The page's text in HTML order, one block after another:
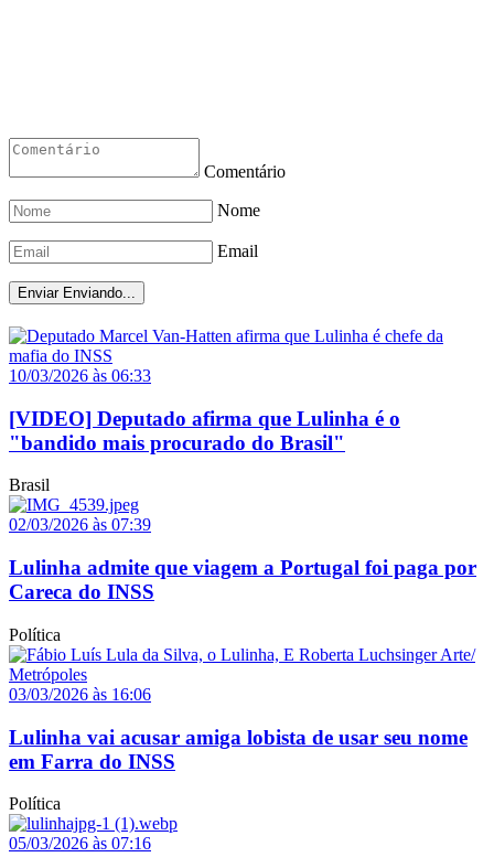
Comentário
Nome
Email
Enviar Enviando...
10/03/2026 às 06:33
[VIDEO] Deputado afirma que Lulinha é o
"bandido mais procurado do Brasil"
Brasil
02/03/2026 às 07:39
Lulinha admite que viagem a Portugal foi paga por
Careca do INSS
Política
03/03/2026 às 16:06
Lulinha vai acusar amiga lobista de usar seu nome
em Farra do INSS
Política
05/03/2026 às 07:16